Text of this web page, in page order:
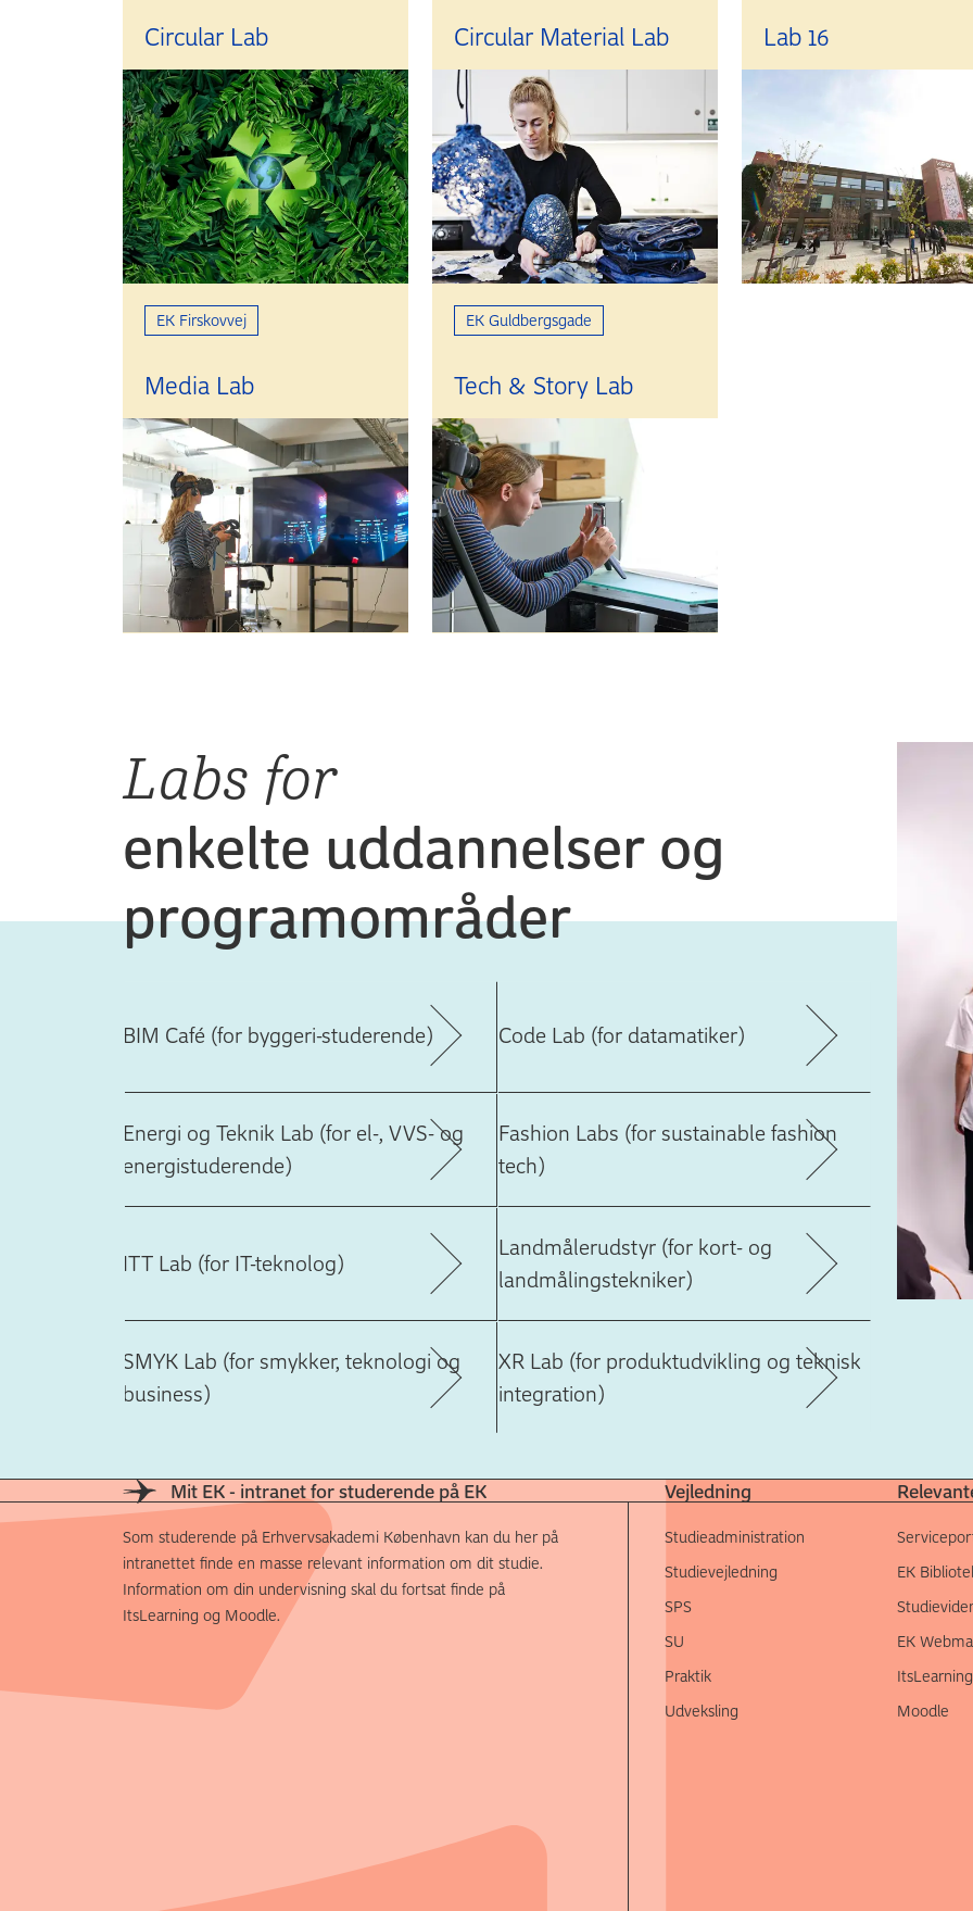
Circular Lab Circular Material Lab Lab 16
EK Firskovvej
Media Lab
EK Guldbergsgade
Tech & Story Lab
Labs for
enkelte uddannelser og
programområder
BIM Café (for byggeri-studerende) Code Lab (for datamatiker)
Energi og Teknik Lab (for el-, VVS- og
energistuderende)
Fashion Labs (for sustainable fashion
tech)
ITT Lab (for IT-teknolog)
Landmålerudstyr (for kort- og
landmålingstekniker)
SMYK Lab (for smykker, teknologi og
business)
XR Lab (for produktudvikling og teknisk
integration)
Mit EK - intranet for studerende på EK Vejledning
Som studerende på Erhvervsakademi København kan du her på
intranettet finde en masse relevant information om dit studie.
Information om din undervisning skal du fortsat finde på
ItsLearning og Moodle.
Studieadministration
Studievejledning
SPS
SU
Praktik
Udveksling
EK
EK
ItsLearning
Moodle